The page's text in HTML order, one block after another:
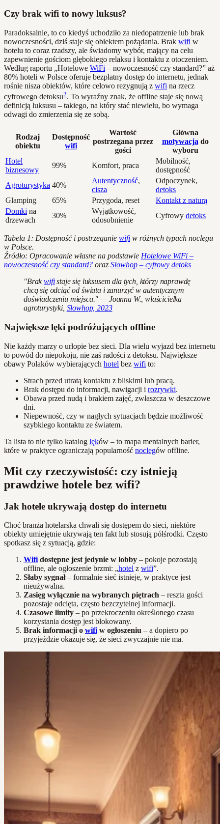
Czy brak wifi to nowy luksus?
Paradoksalnie, to co kiedyś uchodziło za niedopatrzenie lub brak
nowoczesności, dziś staje się obiektem pożądania. Brak wifi w
hotelu to coraz rzadszy, ale świadomy wybór, mający na celu
zapewnienie gościom głębokiego relaksu i kontaktu z otoczeniem.
Według raportu „Hotelowe WiFi – nowoczesność czy standard?” aż
80% hoteli w Polsce oferuje bezpłatny dostęp do internetu, jednak
rośnie nisza obiektów, które celowo rezygnują z wifi na rzecz
cyfrowego detoksu2. To wyraźny znak, że offline staje się nową
definicją luksusu – takiego, na który stać niewielu, bo wymaga
odwagi do zmierzenia się ze sobą.
Rodzaj
obiektu
Dostępność
wifi
Wartość
postrzegana przez
gości
Główna
motywacjado
wyboru
Hotel
biznesowy
99% Komfort, praca
Mobilność,
dostępność
Agroturystyka 40%
Autentyczność,
cisza
Odpoczynek,
detoks
Glamping
65% Przygoda, reset
Kontakt z naturą
Domki na
drzewach
30%
Wyjątkowość,
odosobnienie
Cyfrowy detoks
Tabela 1: Dostępność i postrzeganie wifi w różnych typach noclegu
w Polsce.
Źródło: Opracowanie własne na podstawie Hotelowe WiFi –
nowoczesność czy standard? oraz Slowhop – cyfrowy detoks
"Brakwifistaje się luksusem dla tych, którzy naprawdę
chcą się odciąć od świata i zanurzyć w autentycznym
doświadczeniu miejsca." — Joanna W., właścicielka
agroturystyki, Slowhop, 2023
Największe lęki podróżujących offline
Nie każdy marzy o urlopie bez sieci. Dla wielu wyjazd bez internetu
to powód do niepokoju, nie zaś radości z detoksu. Największe
obawy Polaków wybierających hotel bez wifi to:
Strach przed utratą kontaktu z bliskimi lub pracą.
Brak dostępu do informacji, nawigacji i rozrywki.
Obawa przed nudą i brakiem zajęć, zwłaszcza w deszczowe
dni.
Niepewność, czy w nagłych sytuacjach będzie możliwość
szybkiego kontaktu ze światem.
Ta lista to nie tylko katalog lęków – to mapa mentalnych barier,
które w praktyce ograniczają popularność noclegów offline.
Mit czy rzeczywistość: czy istnieją
prawdziwe hotele bez wifi?
Jak hotele ukrywają dostęp do internetu
Choć branża hotelarska chwali się dostępem do sieci, niektóre
obiekty umiejętnie ukrywają ten fakt lub stosują półśrodki. Często
spotkasz się z sytuacją, gdzie:
Wifidostępne jest jedynie w lobby – pokoje pozostają
offline, ale ogłoszenie brzmi: „hotel z wifi”.
Słaby sygnał– formalnie sieć istnieje, w praktyce jest
nieużywalna.
Zasięg wyłącznie na wybranych piętrach – reszta gości
pozostaje odcięta, często bezczytelnej informacji.
Czasowe limity – po przekroczeniu określonego czasu
korzystania dostęp jest blokowany.
Brak informacji o wifiw ogłoszeniu – a dopiero po
przyjeździe okazuje się, że sieci zwyczajnie nie ma.